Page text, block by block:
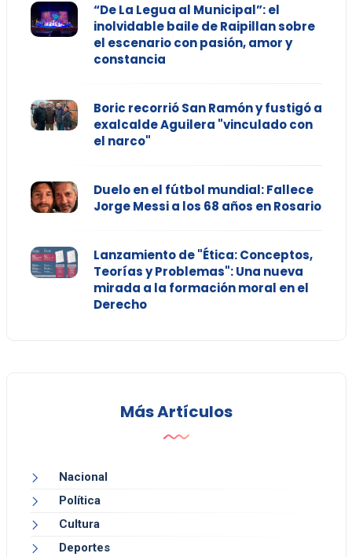
“De La Legua al Municipal”: el
inolvidable baile de Raipillan sobre
el escenario con pasión, amor y
constancia
Boric recorrió San Ramón y fustigó a
exalcalde Aguilera "vinculado con
el narco"
Duelo en el fútbol mundial: Fallece
Jorge Messi a los 68 años en Rosario
Lanzamiento de "Ética: Conceptos,
Teorías y Problemas": Una nueva
mirada a la formación moral en el
Derecho
Más Artículos
Nacional
Política
Cultura
Deportes